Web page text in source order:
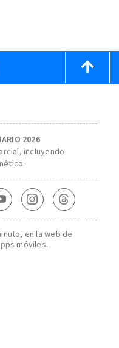
2026
incluyendo
en la web de
móviles.